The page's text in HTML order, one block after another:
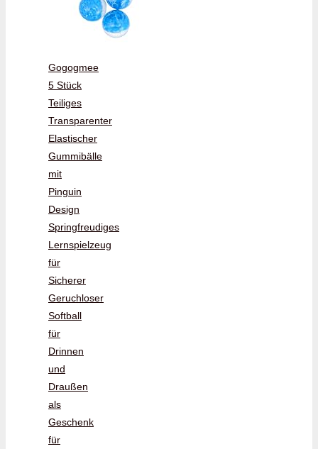
Gogogmee
5 Stück
Teiliges
Transparenter
Elastischer
Gummibälle
mit
Pinguin
Design
Springfreudiges
Lernspielzeug
für
Sicherer
Geruchloser
Softball
für
Drinnen
und
Draußen
als
Geschenk
für